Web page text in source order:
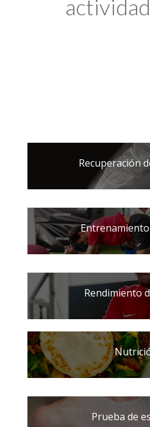
Recuperación
Rendimiento
Prueba de